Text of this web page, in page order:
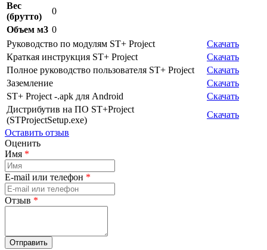
Вес
(брутто)
0
Объем м3 0
Руководство по модулям ST+ Project
Скачать
Краткая инструкция ST+ Project
Скачать
Полное руководство пользователя ST+ Project
Скачать
Заземление
Скачать
ST+ Project -.apk для Android
Скачать
Дистрибутив на ПО ST+Project
(STProjectSetup.exe)
Скачать
Оставить отзыв
Оценить
Имя *
E-mail или телефон *
Отзыв *
Отправить